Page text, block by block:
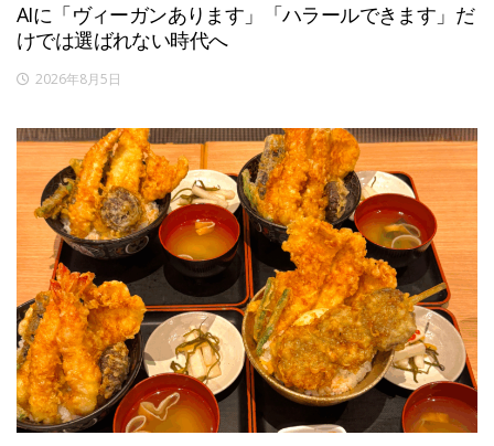
AIに「ヴィーガンあります」「ハラールできます」だ
けでは選ばれない時代へ
2026年8月5日